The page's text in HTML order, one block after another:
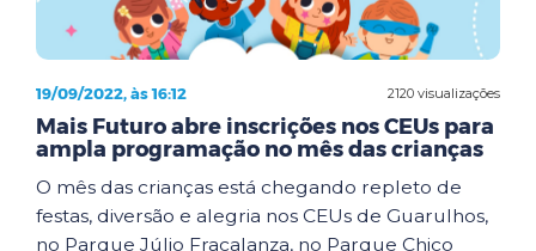
2120 visualizações
19/09/2022, às 16:12
Mais Futuro abre inscrições nos CEUs para
ampla programação no mês das crianças
O mês das crianças está chegando repleto de
festas, diversão e alegria nos CEUs de Guarulhos,
no Parque Júlio Fracalanza, no Parque Chico